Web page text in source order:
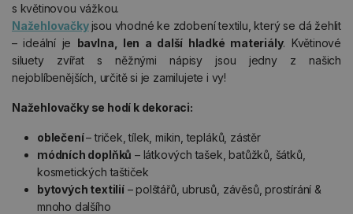
s květinovou vážkou.
Nažehlovačkyjsou vhodné ke zdobení textilu, který se dá žehlit
– ideální je bavlna, len a další hladké materiály. Květinové
siluety zvířat s něžnými nápisy jsou jedny z našich
nejoblíbenějších, určitě si je zamilujete i vy!
Nažehlovačky se hodí k dekoraci:
oblečení– triček, tílek, mikin, tepláků, zástěr
módních doplňků – látkových tašek, batůžků, šátků,
kosmetických taštiček
bytových textilií– polštářů, ubrusů, závěsů, prostírání &
mnoho dalšího